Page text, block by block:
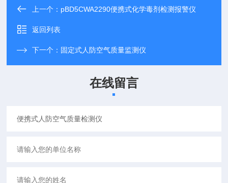
上一个： pBD5CWA2290便携式化学毒剂检测报警仪
返回列表
下一个： 固定式人防空气质量监测仪
在线留言